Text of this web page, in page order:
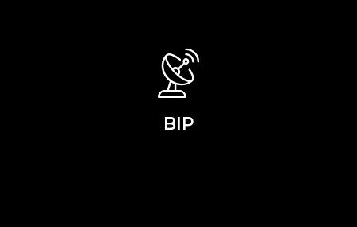
BIP